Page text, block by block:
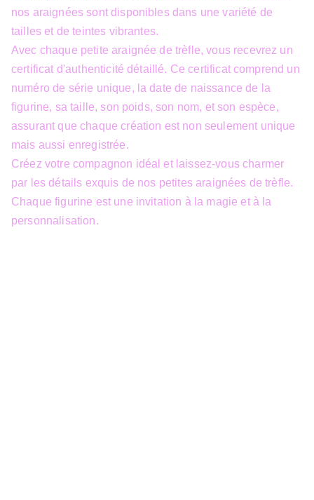
nos araignées sont disponibles dans une variété de
tailles et de teintes vibrantes.
Avec chaque petite araignée de trèfle, vous recevrez un
certificat d'authenticité détaillé. Ce certificat comprend un
numéro de série unique, la date de naissance de la
figurine, sa taille, son poids, son nom, et son espèce,
assurant que chaque création est non seulement unique
mais aussi enregistrée.
Créez votre compagnon idéal et laissez-vous charmer
par les détails exquis de nos petites araignées de trèfle.
Chaque figurine est une invitation à la magie et à la
personnalisation.